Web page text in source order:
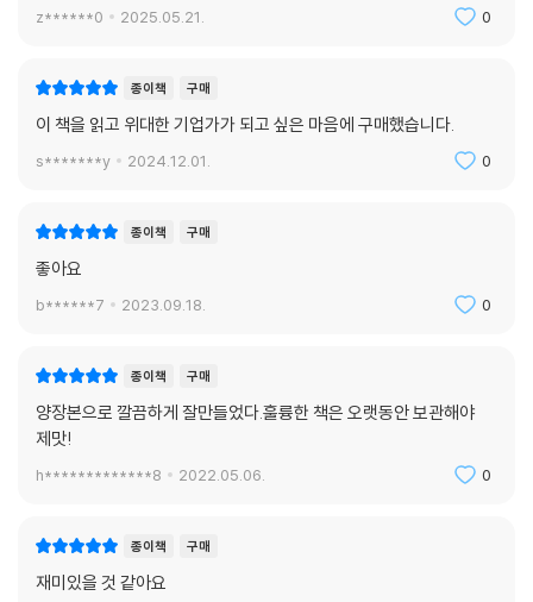
는 말은 언제든 믿어도 됐다. 이런 ‘심리적 안전감’이 있는 직원은 더욱 헌
관계에서는 의견 차이가 있어도 감정 소모가 훨씬 덜하다. 빌은 상대에게
경청하되, 쓴소리를 해야 할 때는 주저하는 법이 없었다.
고 믿었다. 컴퓨터공학과 MBA를 전공한 백인 남성 중심의 1980년대 실
리콘밸리에서, 여성과 유색인종과 학벌이 좋지 못한 사람들이 회의 테이블
앞자리에 앉고 당당하게 의견을 내도록, 그리고 그들이 임원으로 승진할
환경을 만들었다. 오늘날 실리콘밸리의 수평적 문화는 빌 캠벨의 유산이라
해도 과언이 아니다.
위대한 리더는 다름 아닌 좋은 코치다
“속도와 혁신이 중요한 오늘날 비즈니스 환경에서 성공하려면 하나의 공
동체로서 움직이는 팀이 필수”라고 에릭 슈미트는 말한다. 적당한 수준의
z******0 2025.05.21. 0
종이책 구매
이 책을 읽고 위대한 기업가가 되고 싶은 마음에 구매했습니다.
s*******y 2024.12.01. 0
종이책 구매
좋아요
b******7 2023.09.18. 0
종이책 구매
양장본으로 깔끔하게 잘만들었다.훌륭한 책은 오랫동안 보관해야
제맛!
h*************8 2022.05.06. 0
종이책 구매
재미있을 것 같아요